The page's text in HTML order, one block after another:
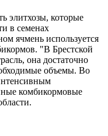
элитхозы, которые
в семенах
ячмень используется
"В Брестской
она достаточно
объемы. Во
комбикормовые